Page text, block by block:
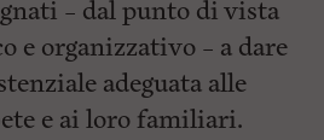
– dal punto di vista
e organizzativo – a dare
adeguata alle
e ai loro familiari.